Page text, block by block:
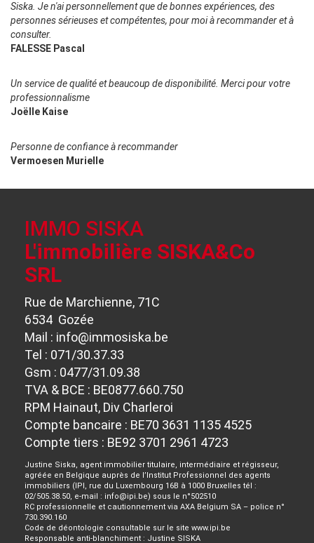
Siska. Je n'ai personnellement que de bonnes expériences, des
personnes sérieuses et compétentes, pour moi à recommander et à
consulter.
FALESSE Pascal
Un service de qualité et beaucoup de disponibilité. Merci pour votre
professionnalisme
Joëlle Kaise
Personne de confiance à recommander
Vermoesen Murielle
IMMO SISKA
L'immobilière SISKA&Co
SRL
Rue de Marchienne, 71C
6534 Gozée
Mail : info@immosiska.be
Tel : 071/30.37.33
Gsm : 0477/31.09.38
TVA & BCE : BE0877.660.750
RPM Hainaut, Div Charleroi
Compte bancaire : BE70 3631 1135 4525
Compte tiers : BE92 3701 2961 4723
Justine Siska, agent immobilier titulaire, intermédiaire et régisseur,
agréée en Belgique auprès de l’Institut Professionnel des agents
immobiliers (IPI, rue du Luxembourg 16B à 1000 Bruxelles tél :
02/505.38.50, e-mail : info@ipi.be) sous le n°502510
RC professionnelle et cautionnement via AXA Belgium SA – police n°
730.390.160
Code de déontologie consultable sur le site www.ipi.be
Responsable anti-blanchiment : Justine SISKA